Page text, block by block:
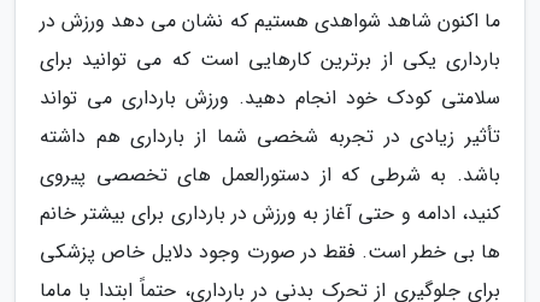
ما اکنون شاهد شواهدی هستیم که نشان می دهد ورزش در
بارداری یکی از برترین کارهایی است که می توانید برای
سلامتی کودک خود انجام دهید. ورزش بارداری می تواند
تأثیر زیادی در تجربه شخصی شما از بارداری هم داشته
باشد. به شرطی که از دستورالعمل های تخصصی پیروی
کنید، ادامه و حتی آغاز به ورزش در بارداری برای بیشتر خانم
ها بی خطر است. فقط در صورت وجود دلایل خاص پزشکی
برای جلوگیری از تحرک بدنی در بارداری، حتماً ابتدا با ماما